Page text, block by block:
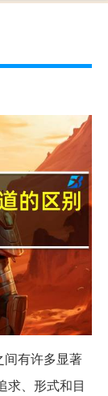
间有许多显著
求、形式和目